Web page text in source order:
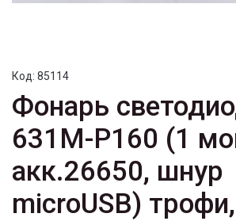
Код: 85114
Фонарь
631M-P160 (1
акк.26650, шнур
microUSB)